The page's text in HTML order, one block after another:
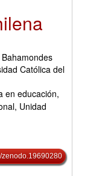
Católica del
en educación,
Unidad
zenodo.19690280